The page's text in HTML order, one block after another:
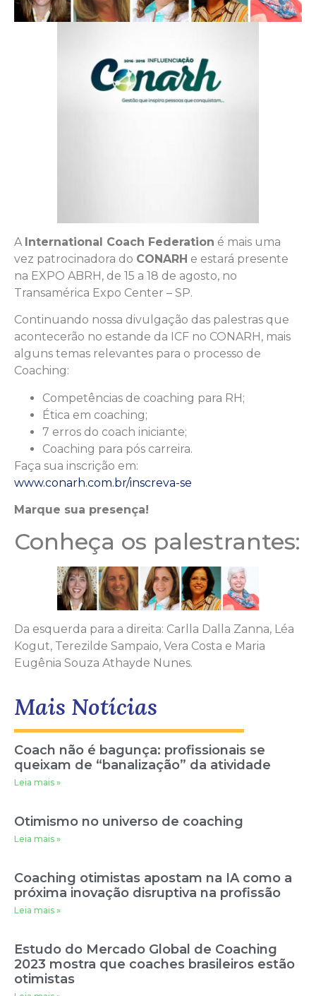
A International Coach Federation é mais uma
vez patrocinadora do CONARH e estará presente
na EXPO ABRH, de 15 a 18 de agosto, no
Transamérica Expo Center – SP.
Continuando nossa divulgação das palestras que
acontecerão no estande da ICF no CONARH, mais
alguns temas relevantes para o processo de
Coaching:
Competências de coaching para RH;
Ética em coaching;
7 erros do coach iniciante;
Coaching para pós carreira.
Faça sua inscrição em:
www.conarh.com.br/inscreva-se
Marque sua presença!
Conheça os palestrantes:
Da esquerda para a direita: Carlla Dalla Zanna, Léa
Kogut, Terezilde Sampaio, Vera Costa e Maria
Eugênia Souza Athayde Nunes.
Mais Notícias
Coach não é bagunça: profissionais se
queixam de “banalização” da atividade
Leia mais »
Otimismo no universo de coaching
Leia mais »
Coaching otimistas apostam na IA como a
próxima inovação disruptiva na profissão
Leia mais »
Estudo do Mercado Global de Coaching
2023 mostra que coaches brasileiros estão
otimistas